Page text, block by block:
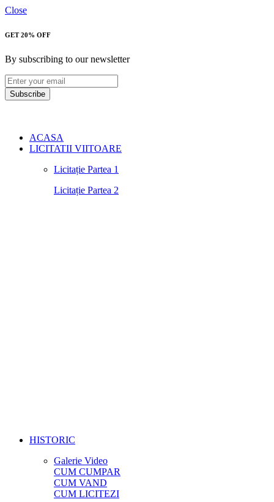
Close
GET 20% OFF
By subscribing to our newsletter
Subscribe
ACASA
LICITATII VIITOARE
Licitație Partea 1
Licitație Partea 2
HISTORIC
Galerie Video
CUM CUMPAR
CUM VAND
CUM LICITEZI